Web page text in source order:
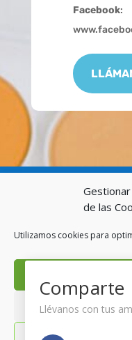
de las
Utilizamos cookies para
Facebook:
Comparte
Llévanos con tus